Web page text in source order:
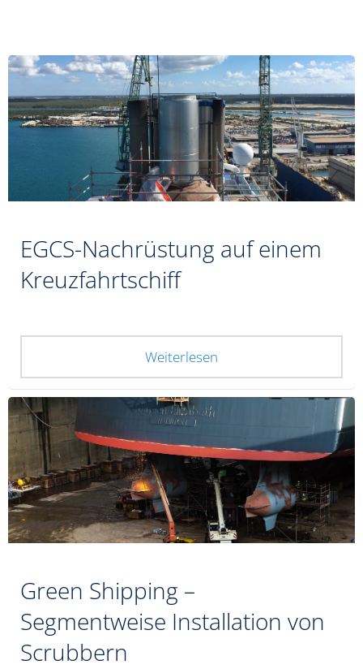
EGCS-Nachrüstung auf einem
Kreuzfahrtschiff
Weiterlesen
Green Shipping –
Segmentweise Installation von
Scrubbern